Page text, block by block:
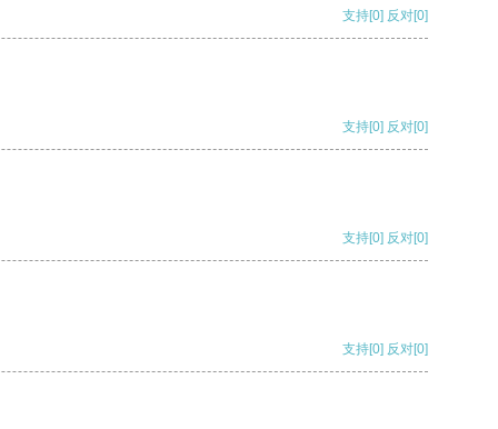
支持[0] 反对[0]
支持[0] 反对[0]
支持[0] 反对[0]
支持[0] 反对[0]